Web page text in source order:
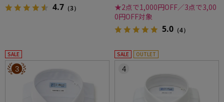
4.7 （3）
★2点で1,000円OFF／3点で3,00
0円OFF対象
5.0 （4）
SALE
3
SALE OUTLET
4